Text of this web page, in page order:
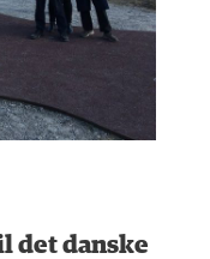
det danske